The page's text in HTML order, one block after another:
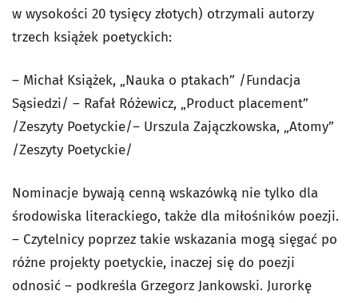
w wysokości 20 tysięcy złotych) otrzymali autorzy
trzech książek poetyckich:
– Michał Książek, „Nauka o ptakach” /Fundacja
Sąsiedzi/ – Rafał Różewicz, „Product placement”
/Zeszyty Poetyckie/– Urszula Zajączkowska, „Atomy”
/Zeszyty Poetyckie/
Nominacje bywają cenną wskazówką nie tylko dla
środowiska literackiego, także dla miłośników poezji.
– Czytelnicy poprzez takie wskazania mogą sięgać po
różne projekty poetyckie, inaczej się do poezji
odnosić – podkreśla Grzegorz Jankowski. Jurorkę